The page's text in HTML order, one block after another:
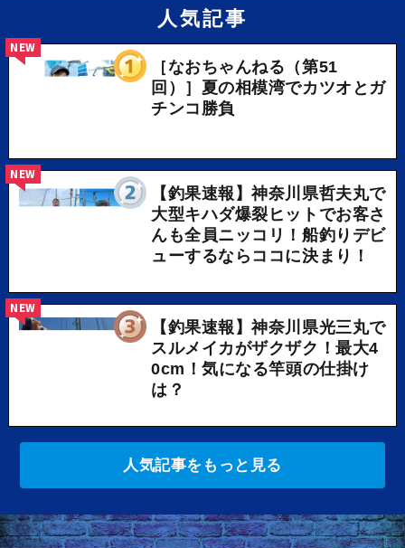
人気記事
［なおちゃんねる（第51
回）］夏の相模湾でカツオとガ
チンコ勝負
NEW
【釣果速報】神奈川県哲夫丸で
大型キハダ爆裂ヒットでお客さ
んも全員ニッコリ！船釣りデビ
ューするならココに決まり！
NEW
【釣果速報】神奈川県光三丸で
スルメイカがザクザク！最大4
0cm！気になる竿頭の仕掛け
は？
NEW
人気記事をもっと見る